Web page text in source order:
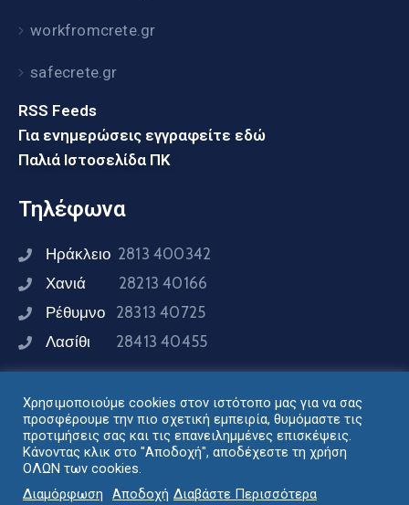
workfromcrete.gr
safecrete.gr
RSS Feeds
Για ενημερώσεις εγγραφείτε εδώ
Παλιά Ιστοσελίδα ΠΚ
Τηλέφωνα
Ηράκλειο 2813 400342
Χανιά 28213 40166
Ρέθυμνο 28313 40725
Λασίθι 28413 40455
Συνδεθείτε μαζί μας
Σχεδιασμός - Ανάπτυξη: Διεύθυνση Ηλεκτρονικής
Διακυβέρνησης Περιφέρειας Κρήτης © 2024
Χρησιμοποιούμε cookies στον ιστότοπο μας για να σας
προσφέρουμε την πιο σχετική εμπειρία, θυμόμαστε τις
προτιμήσεις σας και τις επανειλημμένες επισκέψεις.
Κάνοντας κλικ στο "Αποδοχή", αποδέχεστε τη χρήση
ΟΛΩΝ των cookies.
Διαμόρφωση
Αποδοχή Διαβάστε Περισσότερα